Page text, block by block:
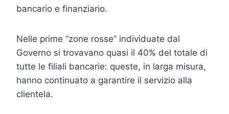
bancario e finanziario.
Nelle prime “zone rosse” individuate dal
Governo si trovavano quasi il 40% del totale di
tutte le filiali bancarie: queste, in larga misura,
hanno continuato a garantire il servizio alla
clientela.